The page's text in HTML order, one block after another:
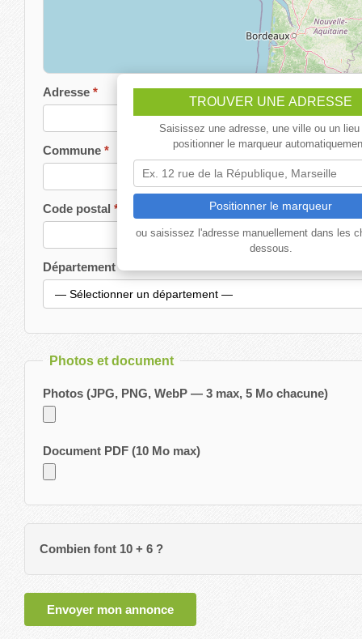
TROUVER UNE ADRESSE
Saisissez une adresse, une ville ou un lieu
positionner le marqueur
Positionner le marqueur
ou saisissez l'adresse manuellement dans les
dessous.
Adresse
Commune
Code postal
Département
Photos et document
Photos (JPG, PNG, WebP — 3 max, 5 Mo chacune)
Document PDF (10 Mo max)
Combien font 10 + 6 ?
Envoyer mon annonce